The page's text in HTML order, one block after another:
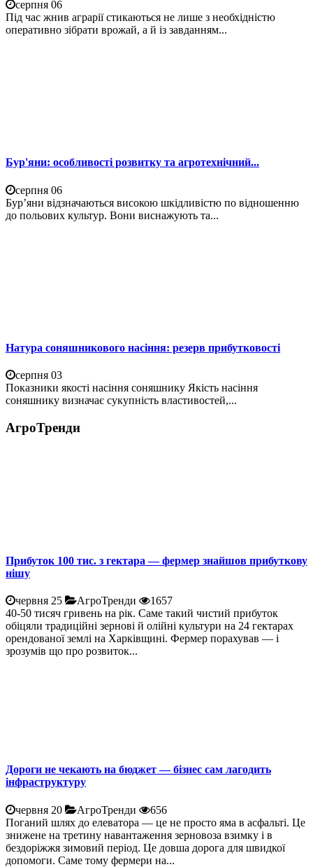
серпня 06
Під час жнив аграрії стикаються не лише з необхідністю
оперативно зібрати врожай, а й із завданням...
Бур'яни: особливості розвитку та агротехнічний...
серпня 06
Бур’яни відзначаються високою шкідливістю по відношенню
до польових культур. Вони виснажують та...
Натура соняшникового насіння: резерв прибутковості
серпня 03
Показники якості насіння соняшнику Якість насіння
соняшнику визначає сукупність властивостей,...
АгроТренди
Прибуток 100 тис. з гектара — фермер знайшов прибуткову
нішу
червня 25 АгроТренди
1657
40-50 тисяч гривень на рік. Саме такий чистий прибуток
обіцяли традиційні зернові й олійні культури на 24 гектарах
орендованої землі на Харківщині. Фермер порахував — і
зрозумів що про розвиток...
Дороги не чекають на бюджет — бізнес сам лагодить
інфраструктуру
червня 20 АгроТренди
656
Поганий шлях до елеватора — це не просто яма в асфальті. Це
знижене на третину навантаження зерновоза взимку і в
бездоріжжя зимовий період. Це довша дорога для швидкої
допомоги. Саме тому фермери на...